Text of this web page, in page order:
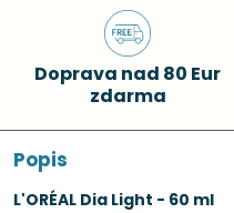
Doprava nad 80 Eur
zdarma
Popis
L'ORÉAL Dia Light - 60 ml